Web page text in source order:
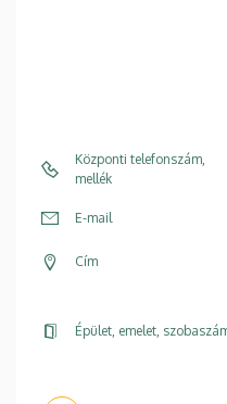
Központi telefonszám,
mellék
E-mail
Cím
Épület, emelet,